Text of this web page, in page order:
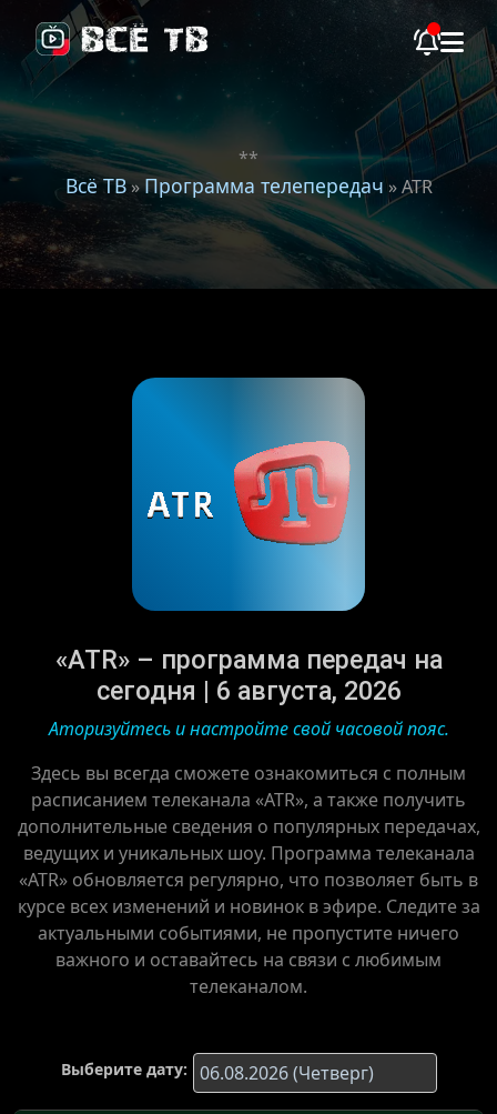
**
Всё ТВ»Программа телепередач » ATR
«ATR» – программа передач на
сегодня | 6 августа, 2026
Аторизуйтесь и настройте свой часовой пояс.
Здесь вы всегда сможете ознакомиться с полным
расписанием телеканала «ATR», а также получить
дополнительные сведения о популярных передачах,
ведущих и уникальных шоу. Программа телеканала
«ATR» обновляется регулярно, что позволяет быть в
курсе всех изменений и новинок в эфире. Следите за
актуальными событиями, не пропустите ничего
важного и оставайтесь на связи с любимым
телеканалом.
Выберите дату: